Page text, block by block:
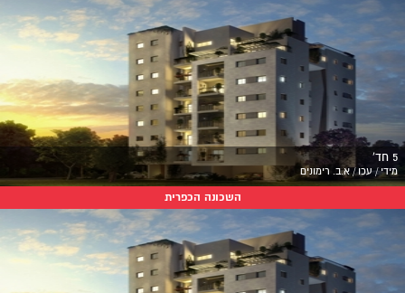
5 חד'
מידי / עכו / א.ב. רימונים
השכונה הכפרית